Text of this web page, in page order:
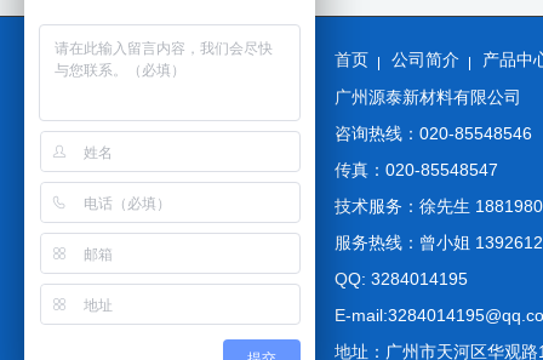
首页 公司简介 产品中
广州源泰新材料有限公司
咨询热线：020-85548546
传真：020-85548547
技术服务：徐先生
服务热线：曾小姐
QQ: 3284014195
E-
地址：广州市天河区华观